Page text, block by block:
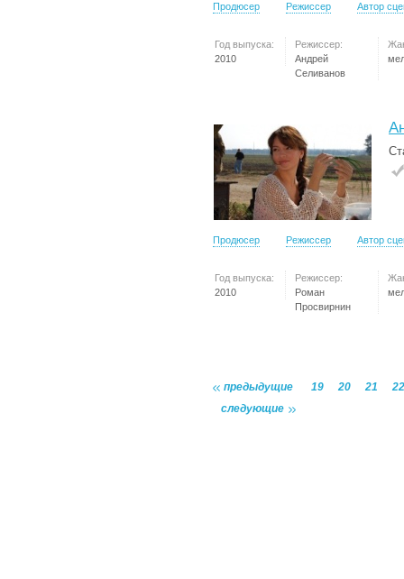
Продюсер Режиссер Автор
Год выпуска:
2010
Режиссер:
Андрей
Селиванов
Продюсер Режиссер Автор
Год выпуска:
2010
Режиссер:
Роман
Просвирнин
предыдущие 19 20 21
22
следующие